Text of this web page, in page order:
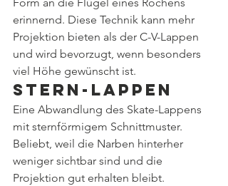
erinnernd. Diese Technik kann mehr
Projektion bieten als der C-V-Lappen
und wird bevorzugt, wenn besonders
viel Höhe gewünscht ist.
Stern-Lappen
Eine Abwandlung des Skate-Lappens
mit sternförmigem Schnittmuster.
Beliebt, weil die Narben hinterher
weniger sichtbar sind und die
Projektion gut erhalten bleibt.